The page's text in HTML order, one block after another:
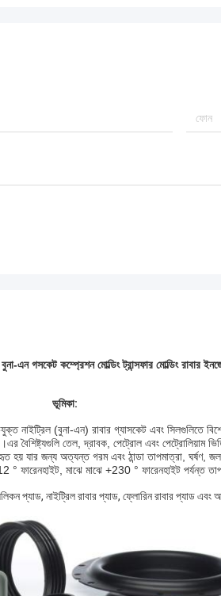
এন গসকেট কম্প্রেশন মোল্ডিং ট্রান্সফার মোল্ডিং রাবার
ভূমিকা:
নাইট্রিল (বুনা-এন) রাবার গ্যাসকেট এবং সিলগুলিতে
বৈশিষ্ট্যগুলি তেল, দ্রাবক, পেট্রোল এবং পেট্রোলিয়াম
হয় যার জন্য অত্যন্ত গরম এবং ঠান্ডা তাপমাত্রা, ঘর্ষণ,
° ফারেনহাইট, মাঝে মাঝে +230 ° ফারেনহাইট পর্যন্ত
প্যাড, নাইট্রিল রাবার প্যাড, ফ্লোরিন রাবার প্যাড এবং